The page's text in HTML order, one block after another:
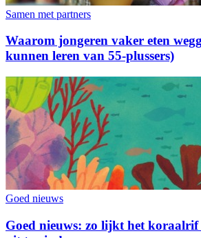
Samen met partners
Waarom jongeren vaker eten
kunnen leren van 55-plussers)
Goed nieuws
Goed nieuws: zo lijkt het koraalrif